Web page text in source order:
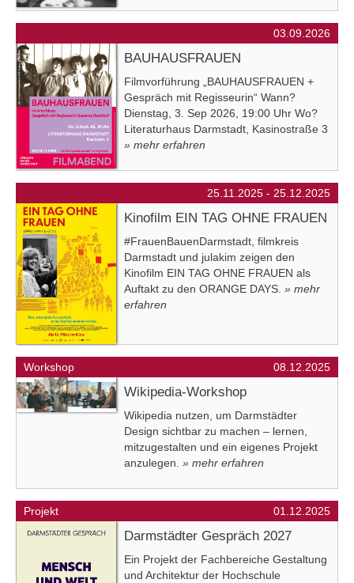
03.09.2026
BAUHAUSFRAUEN
Filmvorführung „BAUHAUSFRAUEN +
Gespräch mit Regisseurin“ Wann?
Dienstag, 3. Sep 2026, 19:00 Uhr Wo?
Literaturhaus Darmstadt, Kasinostraße 3
» mehr erfahren
25.11.2025 - 25.12.2025
Kinofilm EIN TAG OHNE FRAUEN
#FrauenBauenDarmstadt, filmkreis
Darmstadt und julakim zeigen den
Kinofilm EIN TAG OHNE FRAUEN als
Auftakt zu den ORANGE DAYS. » mehr
erfahren
Workshop 08.12.2025
Wikipedia-Workshop
Wikipedia nutzen, um Darmstädter
Design sichtbar zu machen – lernen,
mitzugestalten und ein eigenes Projekt
anzulegen. » mehr erfahren
Projekt 01.12.2025
Darmstädter Gespräch 2027
Ein Projekt der Fachbereiche Gestaltung
und Architektur der Hochschule